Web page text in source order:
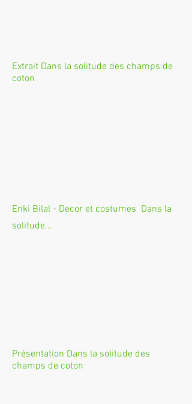
Extrait Dans la solitude des champs de
coton
Enki Bilal - Decor et costumes Dans la
solitude...
Présentation Dans la solitude des
champs de coton